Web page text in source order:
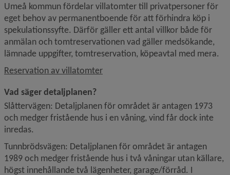
Umeå kommun fördelar villatomter till privatpersoner för
eget behov av permanentboende för att förhindra köp i
spekulationssyfte. Därför gäller ett antal villkor både för
anmälan och tomtreservationen vad gäller medsökande,
lämnade uppgifter, tomtreservation, köpeavtal med mera.
Reservation av villatomter
Vad säger detaljplanen?
Slåttervägen: Detaljplanen för området är antagen 1973
och medger fristående hus i en våning, vind får dock inte
inredas.
Tunnbrödsvägen: Detaljplanen för området är antagen
1989 och medger fristående hus i två våningar utan källare,
högst innehållande två lägenheter, garage/förråd. I